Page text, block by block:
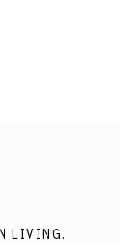
งร้านที่
นทึกไว้ผ่าน
ลับน่าค้นหา
LIVING.